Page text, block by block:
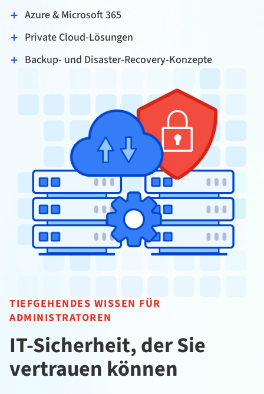
Azure & Microsoft 365
Private Cloud-Lösungen
Backup- und Disaster-Recovery-Konzepte
TIEFGEHENDES WISSEN FÜR
ADMINISTRATOREN
IT-Sicherheit, der Sie
vertrauen können